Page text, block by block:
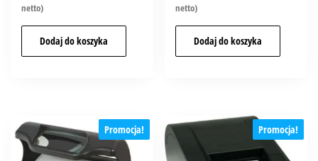
netto)
Dodaj do koszyka
netto)
Dodaj do koszyka
Promocja! Promocja!